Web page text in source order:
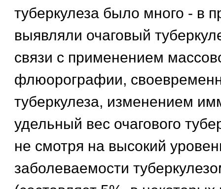
туберкулеза было много - в
выявляли очаговый
связи с применением
флюорографии,
туберкулеза, изменением
удельный вес очагового
не смотря на высокий
заболеваемости